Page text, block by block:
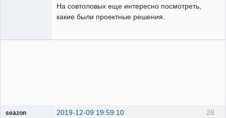
На совтоловых еще интересно посмотреть,
какие были проектные решения.
28
seazon 2019-12-09 19:59:10